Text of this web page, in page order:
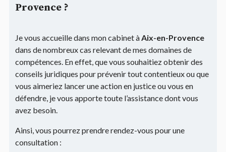
Provence ?
Je vous accueille dans mon cabinet à Aix-en-Provence
dans de nombreux cas relevant de mes domaines de
compétences. En effet, que vous souhaitiez obtenir des
conseils juridiques pour prévenir tout contentieux ou que
vous aimeriez lancer une action en justice ou vous en
défendre, je vous apporte toute l’assistance dont vous
avez besoin.
Ainsi, vous pourrez prendre rendez-vous pour une
consultation :